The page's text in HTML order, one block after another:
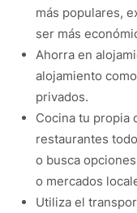
más populares,
ser más
Ahorra en
alojamiento
privados.
Cocina tu propia
restaurantes
o busca
o mercados
Utiliza el